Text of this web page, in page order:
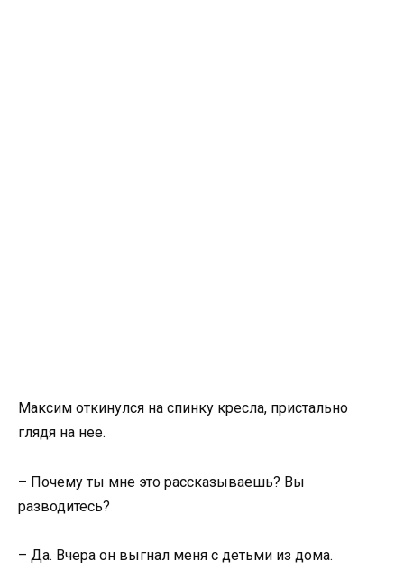
Максим откинулся на спинку кресла, пристально
глядя на нее.
– Почему ты мне это рассказываешь? Вы
разводитесь?
– Да. Вчера он выгнал меня с детьми из дома.